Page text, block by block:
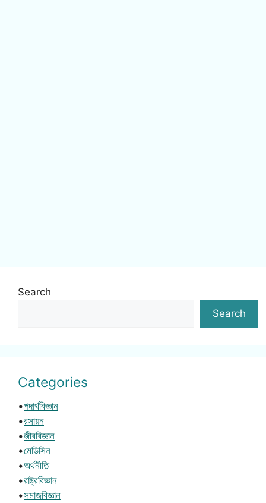
Search
Search
Categories
•পদার্থবিজ্ঞান
•রসায়ন
•জীববিজ্ঞান
•মেডিসিন
•অর্থনীতি
•রাষ্ট্রবিজ্ঞান
•সমাজবিজ্ঞান